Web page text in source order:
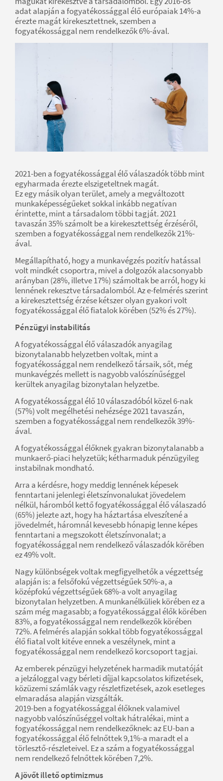
adat alapján a fogyatékossággal élő európaiak 14%-a
érezte magát kirekesztettnek, szemben a
fogyatékossággal nem rendelkezők 6%-ával.
2021-ben a fogyatékossággal élő válaszadók több mint
egyharmada érezte elszigeteltnek magát.
Ez egy másik olyan terület, amely a megváltozott
munkaképességűeket sokkal inkább negatívan
érintette, mint a társadalom többi tagját. 2021
tavaszán 35% számolt be a kirekesztettség érzéséről,
szemben a fogyatékossággal nem rendelkezők 21%-
ával.
Megállapítható, hogy a munkavégzés pozitív hatással
volt mindkét csoportra, mivel a dolgozók alacsonyabb
arányban (28%, illetve 17%) számoltak be arról, hogy ki
lennének rekesztve társadalomból. Az e-felmérés szerint
a kirekesztettség érzése kétszer olyan gyakori volt
fogyatékossággal élő fiatalok körében (52% és 27%).
Pénzügyi instabilitás
A fogyatékossággal élő válaszadók anyagilag
bizonytalanabb helyzetben voltak, mint a
fogyatékossággal nem rendelkező társaik, sőt, még
munkavégzés mellett is nagyobb valószínűséggel
kerültek anyagilag bizonytalan helyzetbe.
A fogyatékossággal élő 10 válaszadóból közel 6-nak
(57%) volt megélhetési nehézsége 2021 tavaszán,
szemben a fogyatékossággal nem rendelkezők 39%-
ával.
A fogyatékossággal élőknek gyakran bizonytalanabb a
munkaerő-piaci helyzetük; kétharmaduk pénzügyileg
instabilnak mondható.
Arra a kérdésre, hogy meddig lennének képesek
fenntartani jelenlegi életszínvonalukat jövedelem
nélkül, háromból kettő fogyatékossággal élő válaszadó
(65%) jelezte azt, hogy ha háztartása elveszítené a
jövedelmét, háromnál kevesebb hónapig lenne képes
fenntartani a megszokott életszínvonalat; a
fogyatékossággal nem rendelkező válaszadók körében
ez 49% volt.
Nagy különbségek voltak megfigyelhetők a végzettség
alapján is: a felsőfokú végzettségűek 50%-a, a
középfokú végzettségűek 68%-a volt anyagilag
bizonytalan helyzetben. A munkanélküliek körében ez a
szám még magasabb; a fogyatékossággal élők körében
83%, a fogyatékossággal nem rendelkezők körében
72%. A felmérés alapján sokkal több fogyatékossággal
élő fiatal volt kitéve ennek a veszélynek, mint a
fogyatékossággal nem rendelkező korcsoport tagjai.
Az emberek pénzügyi helyzetének harmadik mutatóját
a jelzáloggal vagy bérleti díjjal kapcsolatos kifizetések,
közüzemi számlák vagy részletfizetések, azok esetleges
elmaradása alapján vizsgálták.
2019-ben a fogyatékossággal élőknek valamivel
nagyobb valószínűséggel voltak hátralékai, mint a
fogyatékossággal nem rendelkezőknek: az EU-ban a
fogyatékossággal élő felnőttek 9,1%-a maradt el a
törlesztő-részleteivel. Ez a szám a fogyatékossággal
nem rendelkező felnőttek körében 7,2%.
A jövőt illető optimizmus